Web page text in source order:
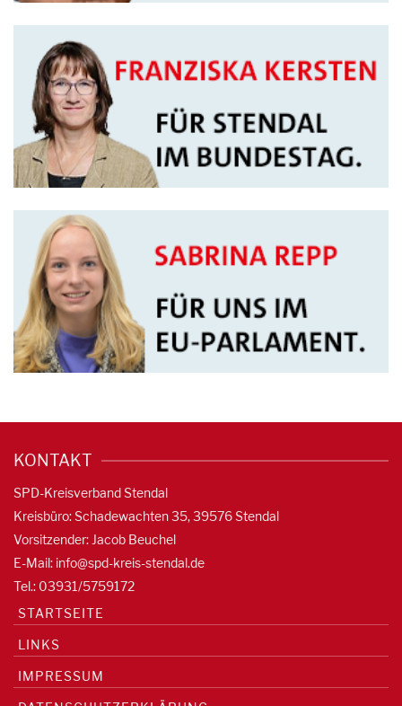
KONTAKT
SPD-Kreisverband Stendal
Kreisbüro: Schadewachten 35, 39576 Stendal
Vorsitzender: Jacob Beuchel
E-Mail: info@spd-kreis-stendal.de
Tel.: 03931/5759172
STARTSEITE
LINKS
IMPRESSUM